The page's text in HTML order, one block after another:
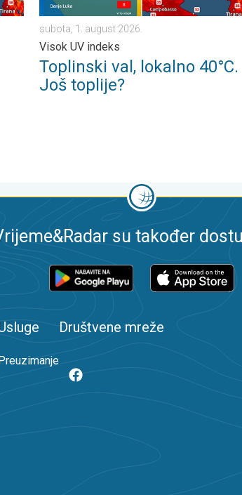
subota, 1. august 2026.
Visok UV indeks
Toplinski val, lokalno 40°C.
Još toplije?
su također
Društvene mreže